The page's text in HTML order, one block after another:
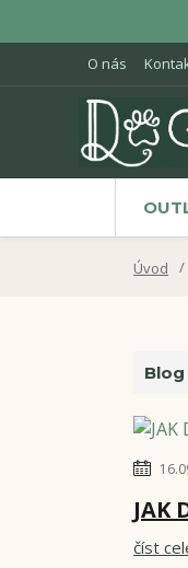
O nás
Úvod
Blog
JAK
číst